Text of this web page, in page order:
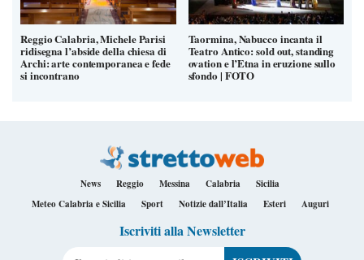
Reggio Calabria, Michele Parisi
ridisegna l’abside della chiesa di
Archi: arte contemporanea e fede
si incontrano
Taormina, Nabucco incanta il
Teatro Antico: sold out, standing
ovation e l’Etna in eruzione sullo
sfondo | FOTO
News Reggio Messina Calabria
Sicilia
Meteo Calabria e Sicilia
Sport Notizie dall’Italia Esteri Auguri
Iscriviti alla Newsletter